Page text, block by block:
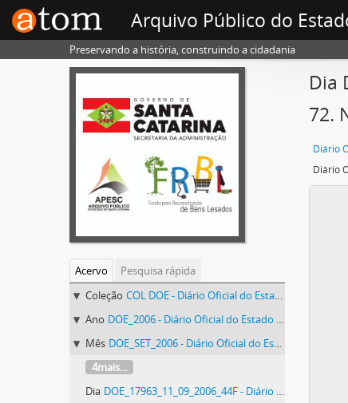
Arquivo Público do
Preservando a história, construindo a cidadania
Acervo
Pesquisa rápida
Coleção COL DOE - Diário Oficial do Estado de Santa Catarina
Ano DOE_2006 - Diário Oficial do Estado de Santa Catarina. 2006
Mês DOE_SET_2006 - Diário Oficial do Estado de Santa Catarina. Setembro de 2006
4mais...
Dia DOE_17963_11_09_2006_44F - Diário Oficial do Estado de Santa Catarina. Ano 72. N° 17963 de 11/09/2006
Dia
72.